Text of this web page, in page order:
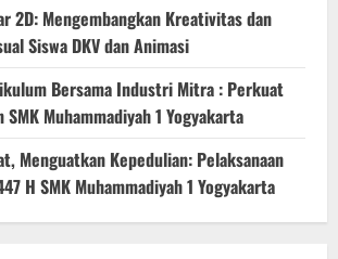
2D: Mengembangkan Kreativitas dan
Siswa DKV dan Animasi
Bersama Industri Mitra : Perkuat
SMK Muhammadiyah 1 Yogyakarta
Menguatkan Kepedulian: Pelaksanaan
H SMK Muhammadiyah 1 Yogyakarta